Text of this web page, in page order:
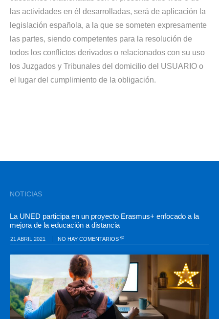
las actividades en él desarrolladas, será de aplicación la
legislación española, a la que se someten expresamente
las partes, siendo competentes para la resolución de
todos los conflictos derivados o relacionados con su uso
los Juzgados y Tribunales del domicilio del USUARIO o
el lugar del cumplimiento de la obligación.
NOTICIAS
La UNED participa en un proyecto Erasmus+ enfocado a la
mejora de la educación a distancia
21 ABRIL 2021 NO HAY COMENTARIOS